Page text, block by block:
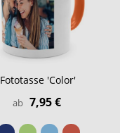
Fototasse 'Color'
ab 7,95 €